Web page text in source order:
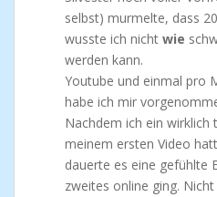
selbst) murmelte, dass
wusste ich nicht wie
werden kann.
Youtube und einmal pro
habe ich mir
Nachdem ich ein wirklich
meinem ersten Video
dauerte es eine gefühlte
zweites online ging.